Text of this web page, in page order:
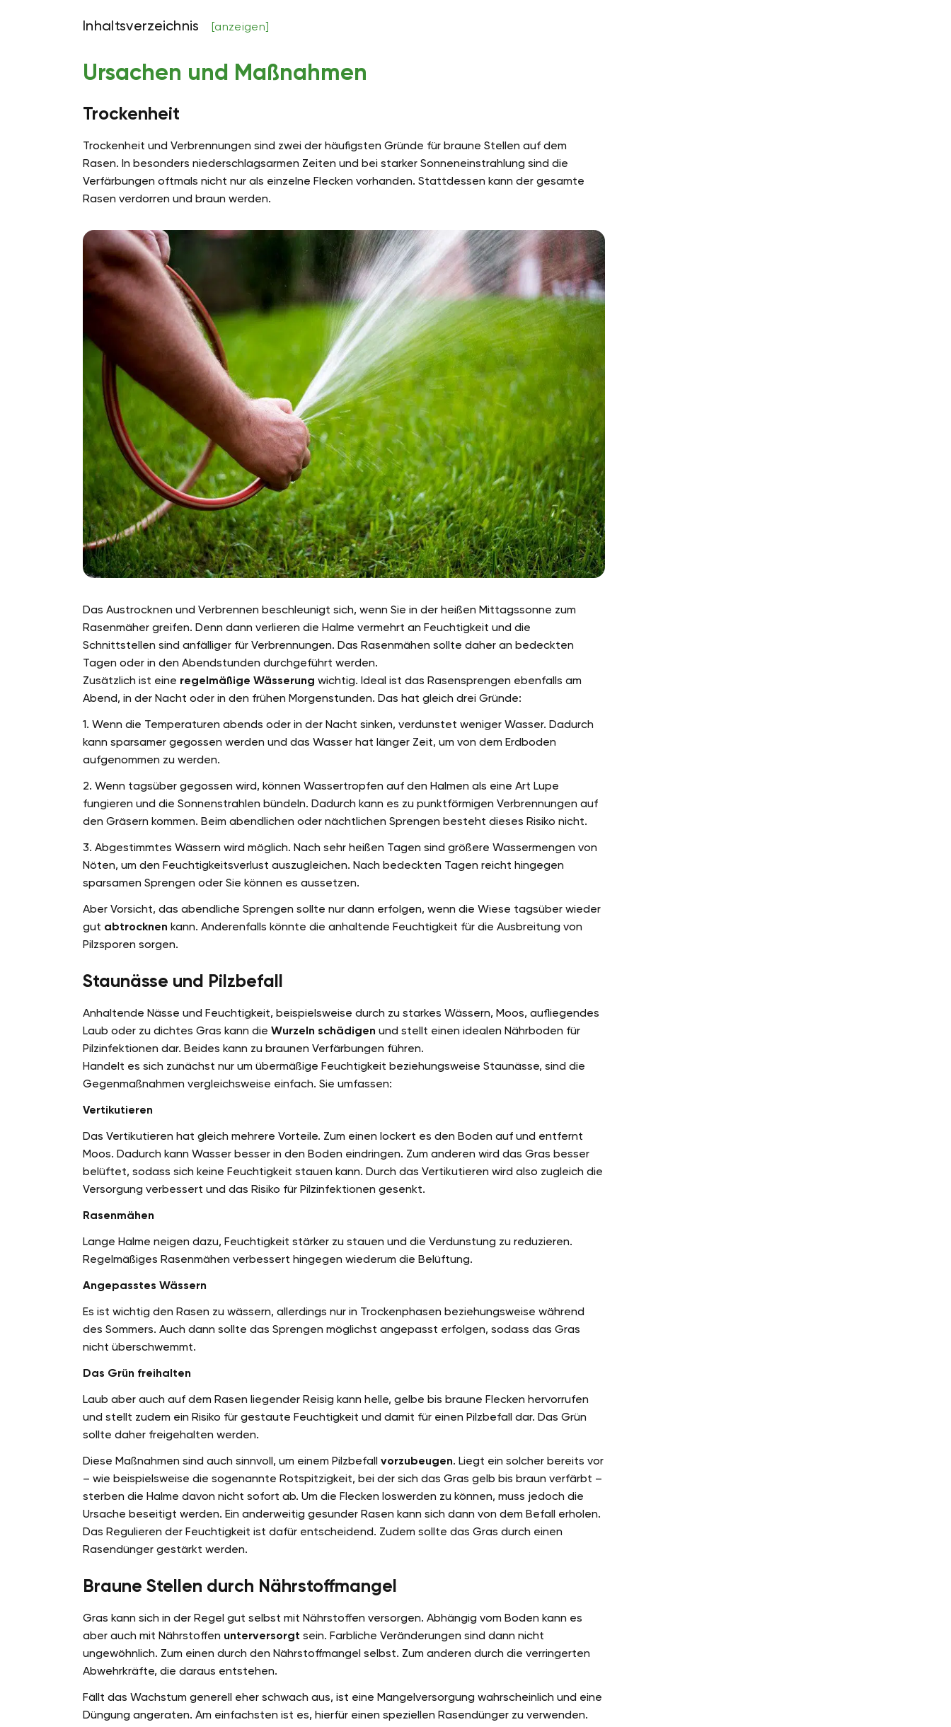
Inhaltsverzeichnis [anzeigen]
Ursachen und Maßnahmen
Trockenheit
Trockenheit und Verbrennungen sind zwei der häufigsten Gründe für braune Stellen auf dem
Rasen. In besonders niederschlagsarmen Zeiten und bei starker Sonneneinstrahlung sind die
Verfärbungen oftmals nicht nur als einzelne Flecken vorhanden. Stattdessen kann der gesamte
Rasen verdorren und braun werden.
Das Austrocknen und Verbrennen beschleunigt sich, wenn Sie in der heißen Mittagssonne zum
Rasenmäher greifen. Denn dann verlieren die Halme vermehrt an Feuchtigkeit und die
Schnittstellen sind anfälliger für Verbrennungen. Das Rasenmähen sollte daher an bedeckten
Tagen oder in den Abendstunden durchgeführt werden.
Zusätzlich ist eine regelmäßige Wässerung wichtig. Ideal ist das Rasensprengen ebenfalls am
Abend, in der Nacht oder in den frühen Morgenstunden. Das hat gleich drei Gründe:
1. Wenn die Temperaturen abends oder in der Nacht sinken, verdunstet weniger Wasser. Dadurch
kann sparsamer gegossen werden und das Wasser hat länger Zeit, um von dem Erdboden
aufgenommen zu werden.
2. Wenn tagsüber gegossen wird, können Wassertropfen auf den Halmen als eine Art Lupe
fungieren und die Sonnenstrahlen bündeln. Dadurch kann es zu punktförmigen Verbrennungen auf
den Gräsern kommen. Beim abendlichen oder nächtlichen Sprengen besteht dieses Risiko nicht.
3. Abgestimmtes Wässern wird möglich. Nach sehr heißen Tagen sind größere Wassermengen von
Nöten, um den Feuchtigkeitsverlust auszugleichen. Nach bedeckten Tagen reicht hingegen
sparsamen Sprengen oder Sie können es aussetzen.
Aber Vorsicht, das abendliche Sprengen sollte nur dann erfolgen, wenn die Wiese tagsüber wieder
gut abtrocknen kann. Anderenfalls könnte die anhaltende Feuchtigkeit für die Ausbreitung von
Pilzsporen sorgen.
Staunässe und Pilzbefall
Anhaltende Nässe und Feuchtigkeit, beispielsweise durch zu starkes Wässern, Moos, aufliegendes
Laub oder zu dichtes Gras kann die Wurzeln schädigen und stellt einen idealen Nährboden für
Pilzinfektionen dar. Beides kann zu braunen Verfärbungen führen.
Handelt es sich zunächst nur um übermäßige Feuchtigkeit beziehungsweise Staunässe, sind die
Gegenmaßnahmen vergleichsweise einfach. Sie umfassen:
Vertikutieren
Das Vertikutieren hat gleich mehrere Vorteile. Zum einen lockert es den Boden auf und entfernt
Moos. Dadurch kann Wasser besser in den Boden eindringen. Zum anderen wird das Gras besser
belüftet, sodass sich keine Feuchtigkeit stauen kann. Durch das Vertikutieren wird also zugleich die
Versorgung verbessert und das Risiko für Pilzinfektionen gesenkt.
Rasenmähen
Lange Halme neigen dazu, Feuchtigkeit stärker zu stauen und die Verdunstung zu reduzieren.
Regelmäßiges Rasenmähen verbessert hingegen wiederum die Belüftung.
Angepasstes Wässern
Es ist wichtig den Rasen zu wässern, allerdings nur in Trockenphasen beziehungsweise während
des Sommers. Auch dann sollte das Sprengen möglichst angepasst erfolgen, sodass das Gras
nicht überschwemmt.
Das Grün freihalten
Laub aber auch auf dem Rasen liegender Reisig kann helle, gelbe bis braune Flecken hervorrufen
und stellt zudem ein Risiko für gestaute Feuchtigkeit und damit für einen Pilzbefall dar. Das Grün
sollte daher freigehalten werden.
Diese Maßnahmen sind auch sinnvoll, um einem Pilzbefall vorzubeugen. Liegt ein solcher bereits vor
– wie beispielsweise die sogenannte Rotspitzigkeit, bei der sich das Gras gelb bis braun verfärbt –
sterben die Halme davon nicht sofort ab. Um die Flecken loswerden zu können, muss jedoch die
Ursache beseitigt werden. Ein anderweitig gesunder Rasen kann sich dann von dem Befall erholen.
Das Regulieren der Feuchtigkeit ist dafür entscheidend. Zudem sollte das Gras durch einen
Rasendünger gestärkt werden.
Braune Stellen durch Nährstoffmangel
Gras kann sich in der Regel gut selbst mit Nährstoffen versorgen. Abhängig vom Boden kann es
aber auch mit Nährstoffen unterversorgt sein. Farbliche Veränderungen sind dann nicht
ungewöhnlich. Zum einen durch den Nährstoffmangel selbst. Zum anderen durch die verringerten
Abwehrkräfte, die daraus entstehen.
Fällt das Wachstum generell eher schwach aus, ist eine Mangelversorgung wahrscheinlich und eine
Düngung angeraten. Am einfachsten ist es, hierfür einen speziellen Rasendünger zu verwenden.